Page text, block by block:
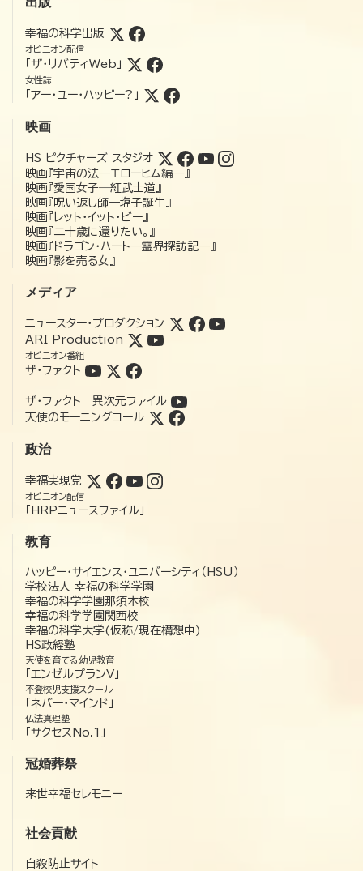
幸福の科学出版
オピニオン配信
「ザ・リバティWeb」
女性誌
「アー・ユー・ハッピー?」
映画
HS ピクチャーズ スタジオ
映画『宇宙の法―エローヒム編―』
映画『愛国女子―紅武士道』
映画『呪い返し師—塩子誕生』
映画『レット・イット・ビー』
映画『二十歳に還りたい。』
映画『ドラゴン・ハート―霊界探訪記―』
映画『影を売る女』
メディア
ニュースター・プロダクション
ARI Production
オピニオン番組
ザ・ファクト
ザ・ファクト 異次元ファイル
天使のモーニングコール
政治
幸福実現党
オピニオン配信
「HRPニュースファイル」
教育
ハッピー・サイエンス・ユニバーシティ（HSU）
学校法人 幸福の科学学園
幸福の科学学園那須本校
幸福の科学学園関西校
幸福の科学大学(仮称/現在構想中)
HS政経塾
天使を育てる幼児教育
「エンゼルプランV」
不登校児支援スクール
「ネバー・マインド」
仏法真理塾
「サクセスNo.1」
冠婚葬祭
来世幸福セレモニー
社会貢献
自殺防止サイト